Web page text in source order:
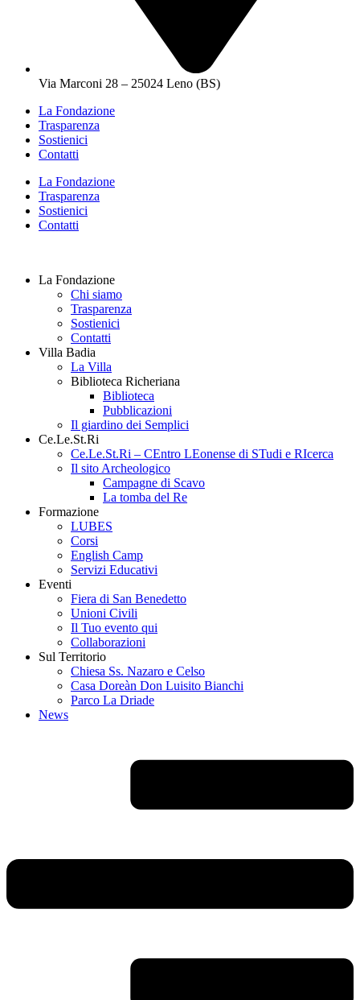
Via Marconi 28 – 25024 Leno (BS)
La Fondazione
Trasparenza
Sostienici
Contatti
La Fondazione
Trasparenza
Sostienici
Contatti
La Fondazione
Chi siamo
Trasparenza
Sostienici
Contatti
Villa Badia
La Villa
Biblioteca Richeriana
Biblioteca
Pubblicazioni
Il giardino dei Semplici
Ce.Le.St.Ri
Ce.Le.St.Ri – CEntro LEonense di STudi e RIcerca
Il sito Archeologico
Campagne di Scavo
La tomba del Re
Formazione
LUBES
Corsi
English Camp
Servizi Educativi
Eventi
Fiera di San Benedetto
Unioni Civili
Il Tuo evento qui
Collaborazioni
Sul Territorio
Chiesa Ss. Nazaro e Celso
Casa Doreàn Don Luisito Bianchi
Parco La Driade
News